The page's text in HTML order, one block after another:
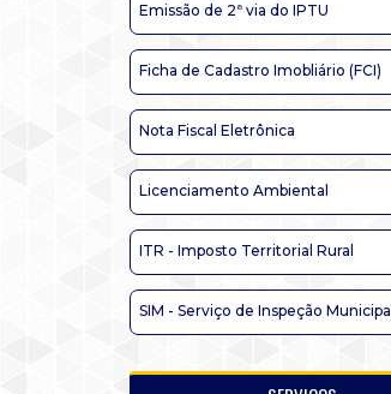
Emissão de 2ª via do IPTU
Ficha de Cadastro Imobliário (FCI)
Nota Fiscal Eletrônica
Licenciamento Ambiental
ITR - Imposto Territorial Rural
SIM - Serviço de Inspeção Municipal